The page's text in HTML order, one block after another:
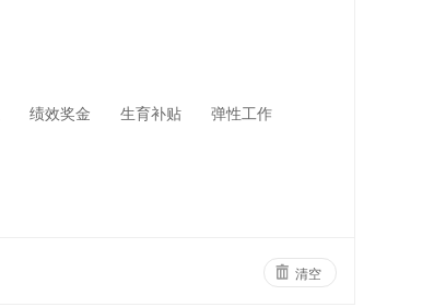
绩效奖金 生育补贴
弹性工作
清空